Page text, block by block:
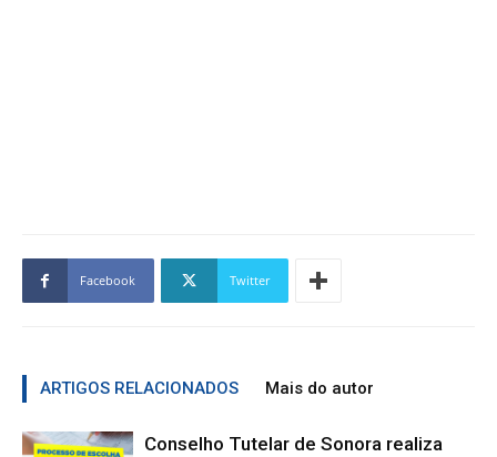
Facebook Twitter
ARTIGOS RELACIONADOS Mais do autor
Conselho Tutelar de Sonora realiza